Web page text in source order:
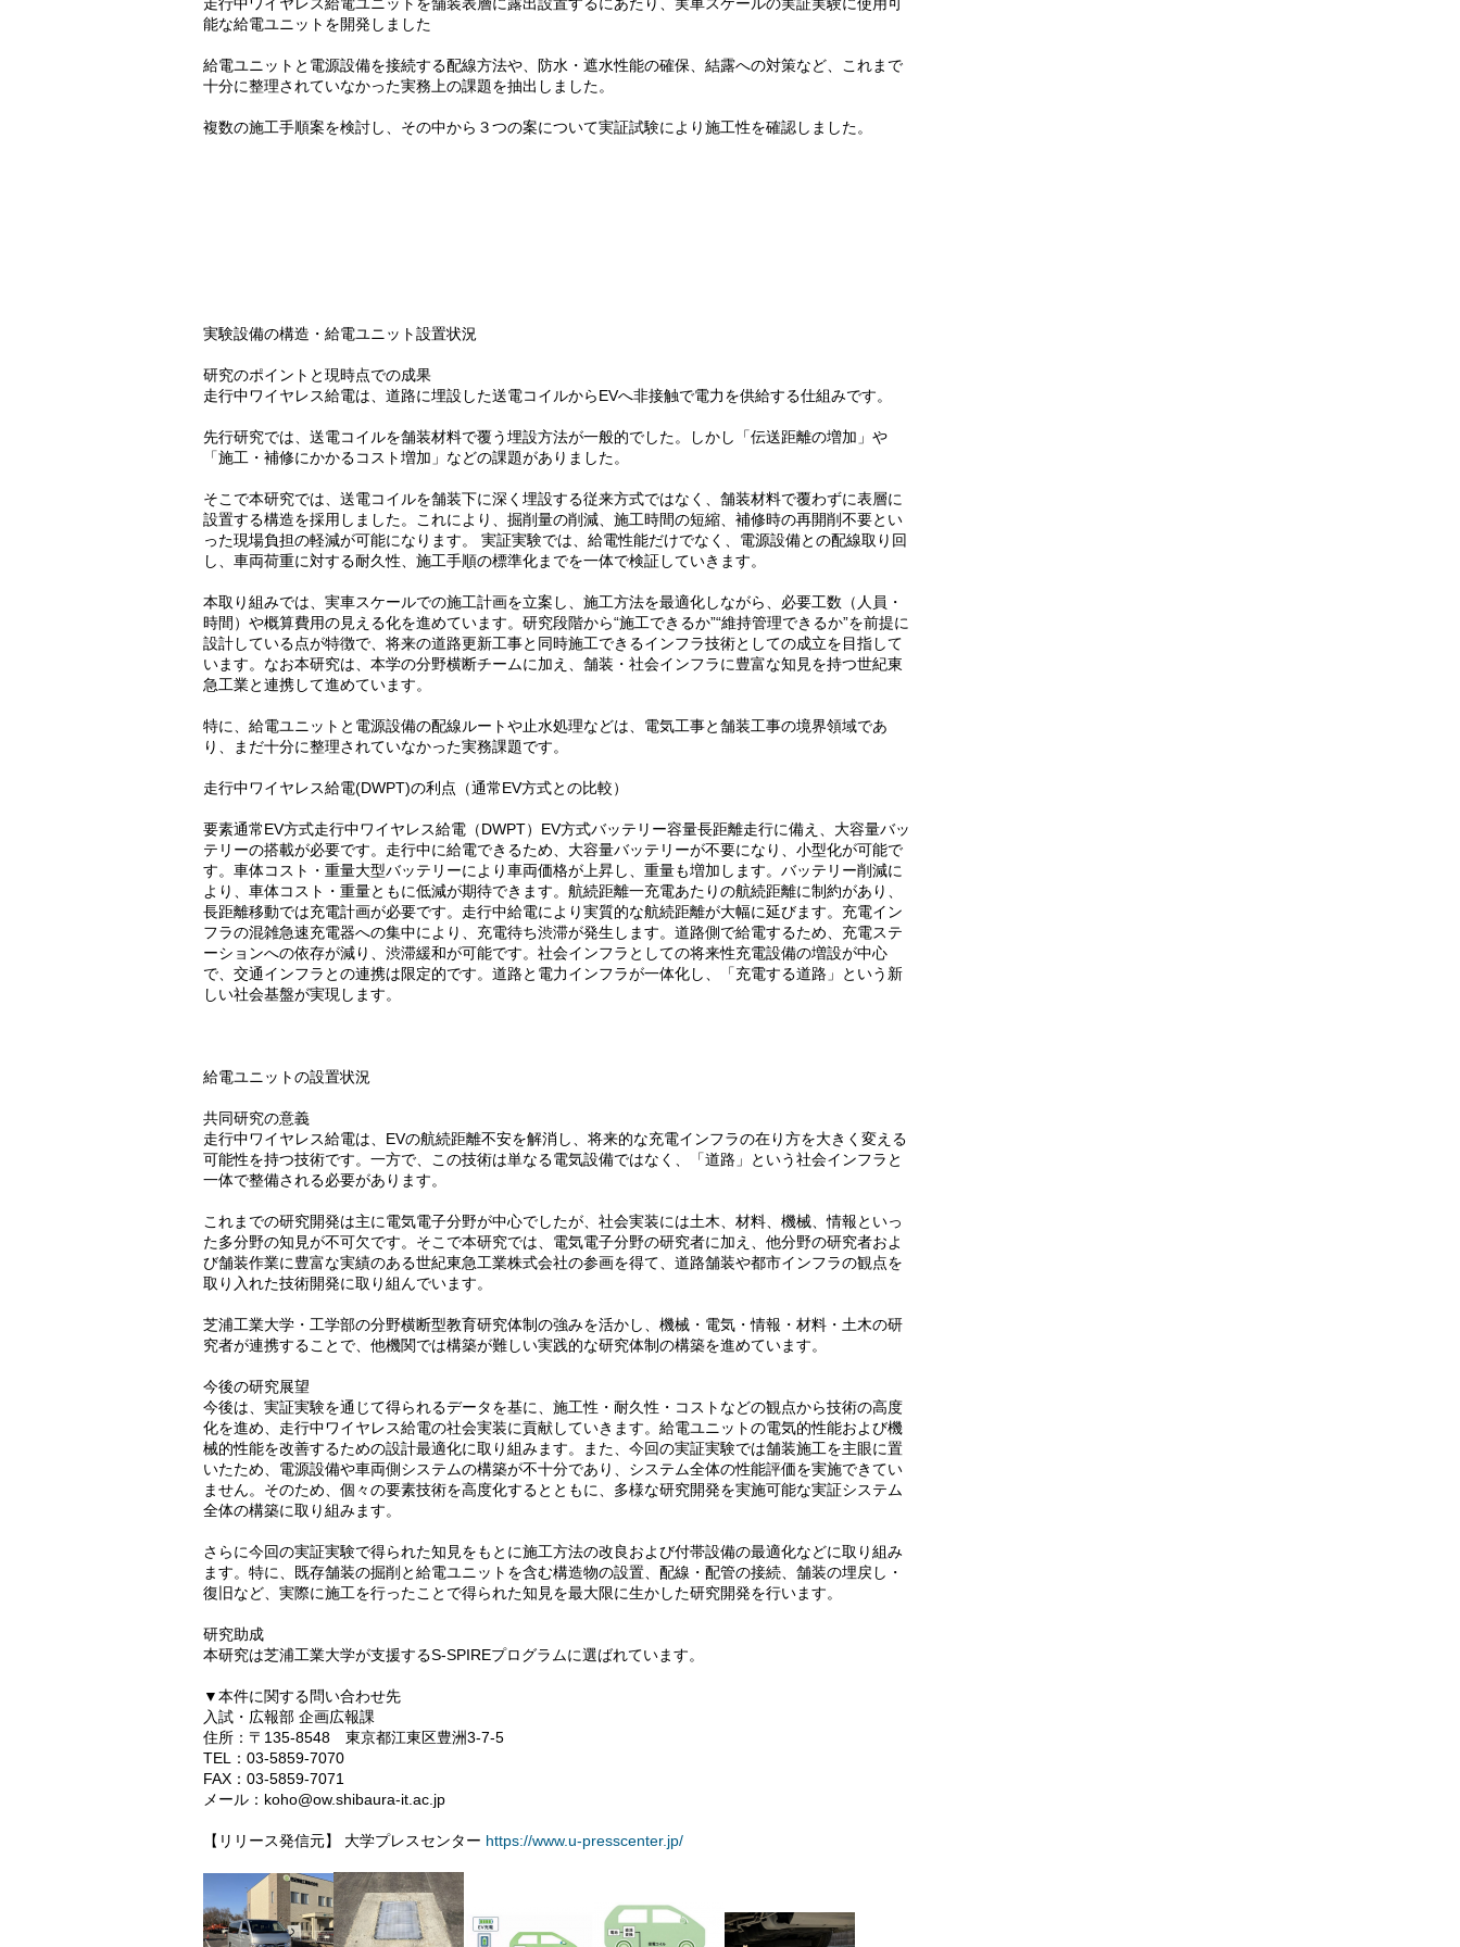
走行中ワイヤレス給電ユニットを舗装表層に露出設置するにあたり、実車スケールの実証実験に使用可
能な給電ユニットを開発しました
給電ユニットと電源設備を接続する配線方法や、防水・遮水性能の確保、結露への対策など、これまで
十分に整理されていなかった実務上の課題を抽出しました。
複数の施工手順案を検討し、その中から３つの案について実証試験により施工性を確認しました。
実験設備の構造・給電ユニット設置状況
研究のポイントと現時点での成果
走行中ワイヤレス給電は、道路に埋設した送電コイルからEVへ非接触で電力を供給する仕組みです。
先行研究では、送電コイルを舗装材料で覆う埋設方法が一般的でした。しかし「伝送距離の増加」や
「施工・補修にかかるコスト増加」などの課題がありました。
そこで本研究では、送電コイルを舗装下に深く埋設する従来方式ではなく、舗装材料で覆わずに表層に
設置する構造を採用しました。これにより、掘削量の削減、施工時間の短縮、補修時の再開削不要とい
った現場負担の軽減が可能になります。 実証実験では、給電性能だけでなく、電源設備との配線取り回
し、車両荷重に対する耐久性、施工手順の標準化までを一体で検証していきます。
本取り組みでは、実車スケールでの施工計画を立案し、施工方法を最適化しながら、必要工数（人員・
時間）や概算費用の見える化を進めています。研究段階から“施工できるか”“維持管理できるか”を前提に
設計している点が特徴で、将来の道路更新工事と同時施工できるインフラ技術としての成立を目指して
います。なお本研究は、本学の分野横断チームに加え、舗装・社会インフラに豊富な知見を持つ世紀東
急工業と連携して進めています。
特に、給電ユニットと電源設備の配線ルートや止水処理などは、電気工事と舗装工事の境界領域であ
り、まだ十分に整理されていなかった実務課題です。
走行中ワイヤレス給電(DWPT)の利点（通常EV方式との比較）
要素通常EV方式走行中ワイヤレス給電（DWPT）EV方式バッテリー容量長距離走行に備え、大容量バッ
テリーの搭載が必要です。走行中に給電できるため、大容量バッテリーが不要になり、小型化が可能で
す。車体コスト・重量大型バッテリーにより車両価格が上昇し、重量も増加します。バッテリー削減に
より、車体コスト・重量ともに低減が期待できます。航続距離一充電あたりの航続距離に制約があり、
長距離移動では充電計画が必要です。走行中給電により実質的な航続距離が大幅に延びます。充電イン
フラの混雑急速充電器への集中により、充電待ち渋滞が発生します。道路側で給電するため、充電ステ
ーションへの依存が減り、渋滞緩和が可能です。社会インフラとしての将来性充電設備の増設が中心
で、交通インフラとの連携は限定的です。道路と電力インフラが一体化し、「充電する道路」という新
しい社会基盤が実現します。
給電ユニットの設置状況
共同研究の意義
走行中ワイヤレス給電は、EVの航続距離不安を解消し、将来的な充電インフラの在り方を大きく変える
可能性を持つ技術です。一方で、この技術は単なる電気設備ではなく、「道路」という社会インフラと
一体で整備される必要があります。
これまでの研究開発は主に電気電子分野が中心でしたが、社会実装には土木、材料、機械、情報といっ
た多分野の知見が不可欠です。そこで本研究では、電気電子分野の研究者に加え、他分野の研究者およ
び舗装作業に豊富な実績のある世紀東急工業株式会社の参画を得て、道路舗装や都市インフラの観点を
取り入れた技術開発に取り組んでいます。
芝浦工業大学・工学部の分野横断型教育研究体制の強みを活かし、機械・電気・情報・材料・土木の研
究者が連携することで、他機関では構築が難しい実践的な研究体制の構築を進めています。
今後の研究展望
今後は、実証実験を通じて得られるデータを基に、施工性・耐久性・コストなどの観点から技術の高度
化を進め、走行中ワイヤレス給電の社会実装に貢献していきます。給電ユニットの電気的性能および機
械的性能を改善するための設計最適化に取り組みます。また、今回の実証実験では舗装施工を主眼に置
いたため、電源設備や車両側システムの構築が不十分であり、システム全体の性能評価を実施できてい
ません。そのため、個々の要素技術を高度化するとともに、多様な研究開発を実施可能な実証システム
全体の構築に取り組みます。
さらに今回の実証実験で得られた知見をもとに施工方法の改良および付帯設備の最適化などに取り組み
ます。特に、既存舗装の掘削と給電ユニットを含む構造物の設置、配線・配管の接続、舗装の埋戻し・
復旧など、実際に施工を行ったことで得られた知見を最大限に生かした研究開発を行います。
研究助成
本研究は芝浦工業大学が支援するS-SPIREプログラムに選ばれています。
▼本件に関する問い合わせ先
入試・広報部 企画広報課
住所：〒135-8548 東京都江東区豊洲3-7-5
TEL：03-5859-7070
FAX：03-5859-7071
メール：koho@ow.shibaura-it.ac.jp
【リリース発信元】 大学プレスセンター https://www.u-presscenter.jp/